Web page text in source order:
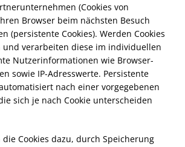
(Cookies von
Browser beim nächsten Besuch
(persistente Cookies). Werden Cookies
und verarbeiten diese im individuellen
Nutzerinformationen wie Browser-
sowie IP-Adresswerte. Persistente
nach einer vorgegebenen
sich je nach Cookie unterscheiden
Cookies dazu, durch Speicherung